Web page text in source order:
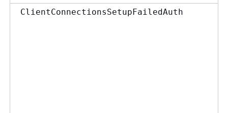
ClientConnectionsSetupFailedAuth